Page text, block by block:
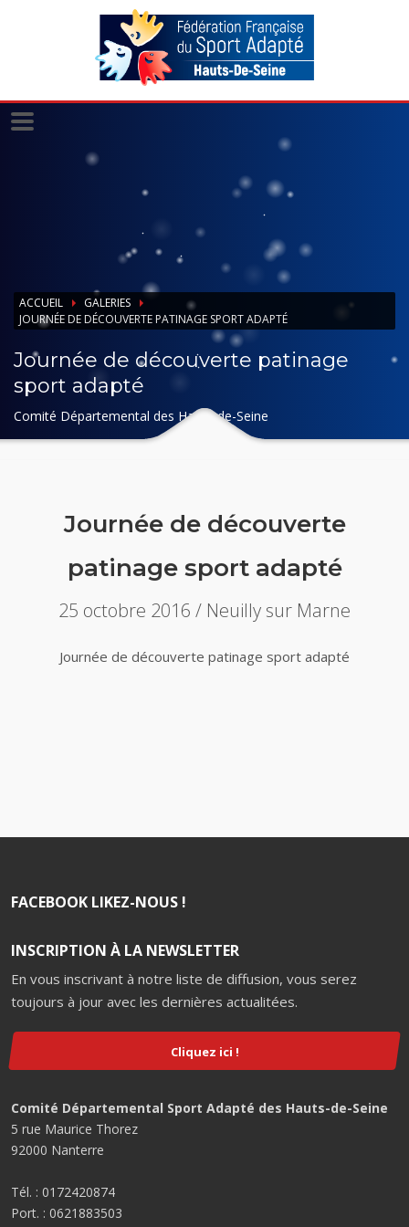
ACCUEIL
GALERIES
JOURNÉE DE DÉCOUVERTE PATINAGE SPORT ADAPTÉ
Journée de découverte patinage
sport adapté
Comité Départemental des Hauts-de-Seine
Journée de découverte
patinage sport adapté
25 octobre 2016 / Neuilly sur Marne
Journée de découverte patinage sport adapté
FACEBOOK LIKEZ-NOUS !
INSCRIPTION À LA NEWSLETTER
En vous inscrivant à notre liste de diffusion, vous serez
toujours à jour avec les dernières actualitées.
Cliquez ici !
Comité Départemental Sport Adapté des Hauts-de-Seine
5 rue Maurice Thorez
92000 Nanterre
Tél. : 0172420874
Port. : 0621883503
Panneau de gestion des cookies